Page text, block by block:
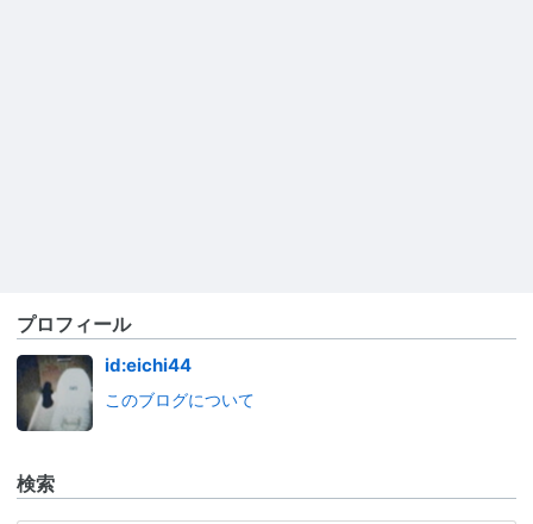
プロフィール
id:eichi44
このブログについて
検索